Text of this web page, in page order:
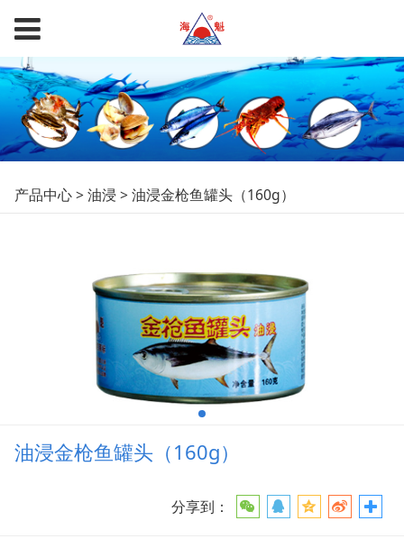
油浸金枪鱼罐头
产品中心>油浸>油浸金枪鱼罐头（160g）
油浸金枪鱼罐头（160g）
分享到：